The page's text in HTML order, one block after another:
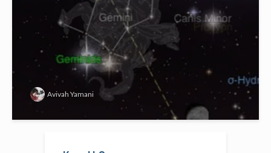
Avivah Yamani